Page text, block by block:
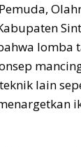
lomba
lain